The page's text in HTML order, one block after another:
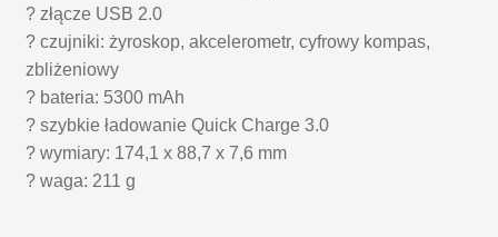
? złącze USB 2.0
? czujniki: żyroskop, akcelerometr, cyfrowy kompas,
zbliżeniowy
? bateria: 5300 mAh
? szybkie ładowanie Quick Charge 3.0
? wymiary: 174,1 x 88,7 x 7,6 mm
? waga: 211 g